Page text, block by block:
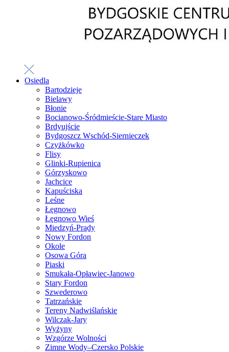
Osiedla
Bartodzieje
Bielawy
Błonie
Bocianowo-Śródmieście-Stare Miasto
Brdyujście
Bydgoszcz Wschód-Siernieczek
Czyżkówko
Flisy
Glinki-Rupienica
Górzyskowo
Jachcice
Kapuściska
Leśne
Łęgnowo
Łęgnowo Wieś
Miedzyń-Prądy
Nowy Fordon
Okole
Osowa Góra
Piaski
Smukała-Opławiec-Janowo
Stary Fordon
Szwederowo
Tatrzańskie
Tereny Nadwiślańskie
Wilczak-Jary
Wyżyny
Wzgórze Wolności
Zimne Wody–Czersko Polskie